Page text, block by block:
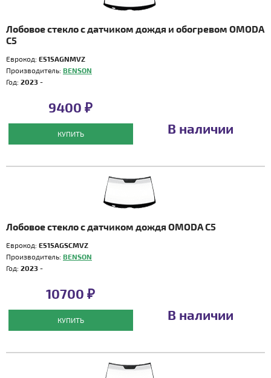
Лобовое стекло с датчиком дождя и обогревом OMODA
C5
Еврокод: E515AGNMVZ
Производитель: BENSON
Год: 2023 -
9400 ₽
КУПИТЬ В наличии
Лобовое стекло с датчиком дождя OMODA C5
Еврокод: E515AGSCMVZ
Производитель: BENSON
Год: 2023 -
10700 ₽
КУПИТЬ В наличии